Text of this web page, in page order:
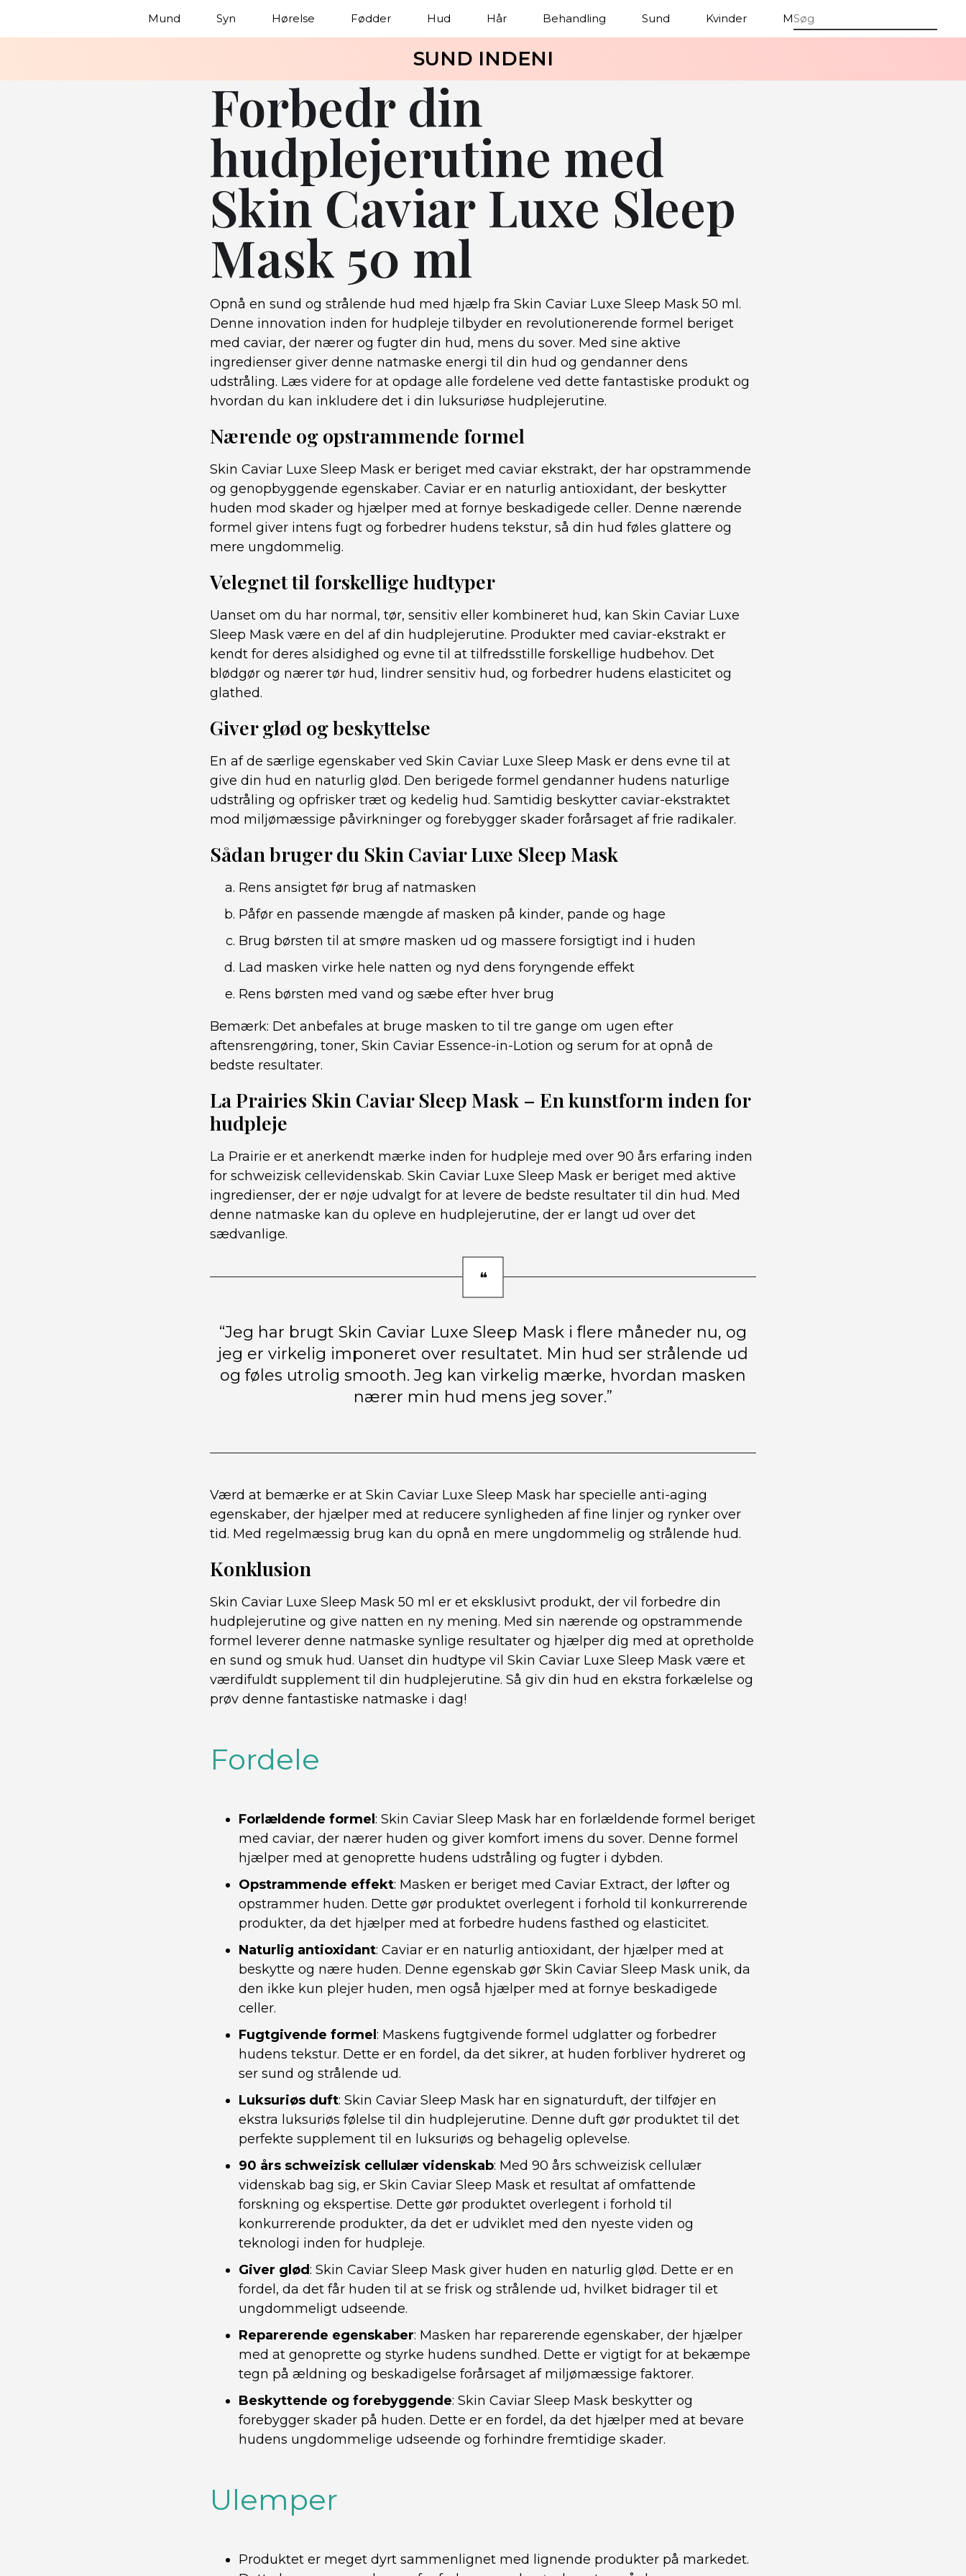
Mund Syn Hørelse Fødder Hud Hår Behandling Sund Kvinder Mænd
SUND INDENI
Forbedr din
hudplejerutine med
Skin Caviar Luxe Sleep
Mask 50 ml
Opnå en sund og strålende hud med hjælp fra Skin Caviar Luxe Sleep Mask 50 ml.
Denne innovation inden for hudpleje tilbyder en revolutionerende formel beriget
med caviar, der nærer og fugter din hud, mens du sover. Med sine aktive
ingredienser giver denne natmaske energi til din hud og gendanner dens
udstråling. Læs videre for at opdage alle fordelene ved dette fantastiske produkt og
hvordan du kan inkludere det i din luksuriøse hudplejerutine.
Nærende og opstrammende formel
Skin Caviar Luxe Sleep Mask er beriget med caviar ekstrakt, der har opstrammende
og genopbyggende egenskaber. Caviar er en naturlig antioxidant, der beskytter
huden mod skader og hjælper med at fornye beskadigede celler. Denne nærende
formel giver intens fugt og forbedrer hudens tekstur, så din hud føles glattere og
mere ungdommelig.
Velegnet til forskellige hudtyper
Uanset om du har normal, tør, sensitiv eller kombineret hud, kan Skin Caviar Luxe
Sleep Mask være en del af din hudplejerutine. Produkter med caviar-ekstrakt er
kendt for deres alsidighed og evne til at tilfredsstille forskellige hudbehov. Det
blødgør og nærer tør hud, lindrer sensitiv hud, og forbedrer hudens elasticitet og
glathed.
Giver glød og beskyttelse
En af de særlige egenskaber ved Skin Caviar Luxe Sleep Mask er dens evne til at
give din hud en naturlig glød. Den berigede formel gendanner hudens naturlige
udstråling og opfrisker træt og kedelig hud. Samtidig beskytter caviar-ekstraktet
mod miljømæssige påvirkninger og forebygger skader forårsaget af frie radikaler.
Sådan bruger du Skin Caviar Luxe Sleep Mask
Rens ansigtet før brug af natmasken
Påfør en passende mængde af masken på kinder, pande og hage
Brug børsten til at smøre masken ud og massere forsigtigt ind i huden
Lad masken virke hele natten og nyd dens foryngende effekt
Rens børsten med vand og sæbe efter hver brug
Bemærk: Det anbefales at bruge masken to til tre gange om ugen efter
aftensrengøring, toner, Skin Caviar Essence-in-Lotion og serum for at opnå de
bedste resultater.
La Prairies Skin Caviar Sleep Mask – En kunstform inden for
hudpleje
La Prairie er et anerkendt mærke inden for hudpleje med over 90 års erfaring inden
for schweizisk cellevidenskab. Skin Caviar Luxe Sleep Mask er beriget med aktive
ingredienser, der er nøje udvalgt for at levere de bedste resultater til din hud. Med
denne natmaske kan du opleve en hudplejerutine, der er langt ud over det
sædvanlige.
“Jeg har brugt Skin Caviar Luxe Sleep Mask i flere måneder nu, og
jeg er virkelig imponeret over resultatet. Min hud ser strålende ud
og føles utrolig smooth. Jeg kan virkelig mærke, hvordan masken
nærer min hud mens jeg sover.”
Værd at bemærke er at Skin Caviar Luxe Sleep Mask har specielle anti-aging
egenskaber, der hjælper med at reducere synligheden af fine linjer og rynker over
tid. Med regelmæssig brug kan du opnå en mere ungdommelig og strålende hud.
Konklusion
Skin Caviar Luxe Sleep Mask 50 ml er et eksklusivt produkt, der vil forbedre din
hudplejerutine og give natten en ny mening. Med sin nærende og opstrammende
formel leverer denne natmaske synlige resultater og hjælper dig med at opretholde
en sund og smuk hud. Uanset din hudtype vil Skin Caviar Luxe Sleep Mask være et
værdifuldt supplement til din hudplejerutine. Så giv din hud en ekstra forkælelse og
prøv denne fantastiske natmaske i dag!
Fordele
Forlældende formel : Skin Caviar Sleep Mask har en forlældende formel beriget
med caviar, der nærer huden og giver komfort imens du sover. Denne formel
hjælper med at genoprette hudens udstråling og fugter i dybden.
Opstrammende effekt: Masken er beriget med Caviar Extract, der løfter og
opstrammer huden. Dette gør produktet overlegent i forhold til konkurrerende
produkter, da det hjælper med at forbedre hudens fasthed og elasticitet.
Naturlig antioxidant: Caviar er en naturlig antioxidant, der hjælper med at
beskytte og nære huden. Denne egenskab gør Skin Caviar Sleep Mask unik, da
den ikke kun plejer huden, men også hjælper med at fornye beskadigede
celler.
Fugtgivende formel : Maskens fugtgivende formel udglatter og forbedrer
hudens tekstur. Dette er en fordel, da det sikrer, at huden forbliver hydreret og
ser sund og strålende ud.
Luksuriøs duft: Skin Caviar Sleep Mask har en signaturduft, der tilføjer en
ekstra luksuriøs følelse til din hudplejerutine. Denne duft gør produktet til det
perfekte supplement til en luksuriøs og behagelig oplevelse.
90 års schweizisk cellulær videnskab: Med 90 års schweizisk cellulær
videnskab bag sig, er Skin Caviar Sleep Mask et resultat af omfattende
forskning og ekspertise. Dette gør produktet overlegent i forhold til
konkurrerende produkter, da det er udviklet med den nyeste viden og
teknologi inden for hudpleje.
Giver glød: Skin Caviar Sleep Mask giver huden en naturlig glød. Dette er en
fordel, da det får huden til at se frisk og strålende ud, hvilket bidrager til et
ungdommeligt udseende.
Reparerende egenskaber: Masken har reparerende egenskaber, der hjælper
med at genoprette og styrke hudens sundhed. Dette er vigtigt for at bekæmpe
tegn på ældning og beskadigelse forårsaget af miljømæssige faktorer.
Beskyttende og forebyggende: Skin Caviar Sleep Mask beskytter og
forebygger skader på huden. Dette er en fordel, da det hjælper med at bevare
hudens ungdommelige udseende og forhindre fremtidige skader.
Ulemper
Produktet er meget dyrt sammenlignet med lignende produkter på markedet.